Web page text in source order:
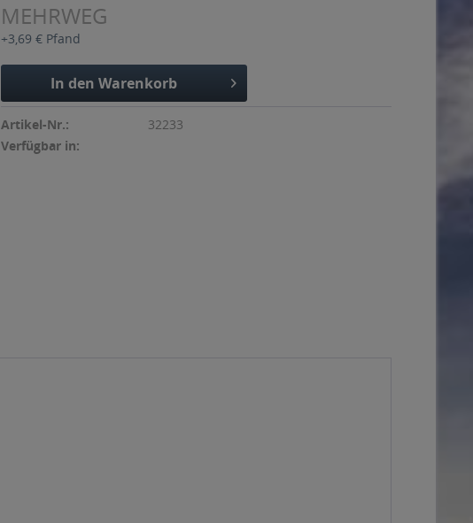
MEHRWEG
+3,69 € Pfand
In den Warenkorb
Artikel-Nr.:
32233
Verfügbar in: